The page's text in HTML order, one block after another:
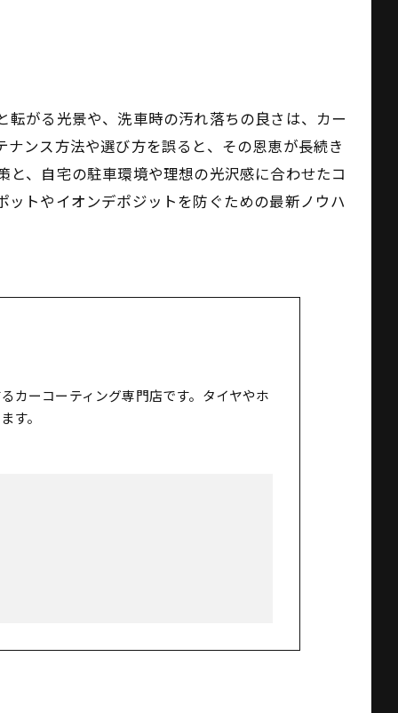
がる光景や、洗車時の汚れ落ちの良さは、カー
ンス方法や選び方を誤ると、その恩恵が長続き
、自宅の駐車環境や理想の光沢感に合わせたコ
トやイオンデポジットを防ぐための最新ノウハ
カーコーティング専門店です。タイヤやホ
す。